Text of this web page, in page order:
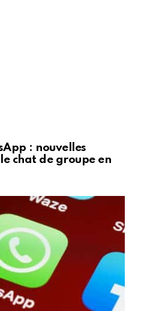
: nouvelles
chat de groupe en